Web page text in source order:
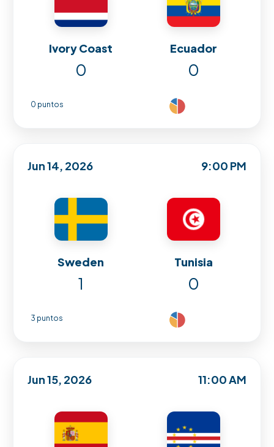
Ivory Coast Ecuador
0 0
0 puntos
Jun 14, 2026 9:00 PM
Sweden Tunisia
1 0
3 puntos
Jun 15, 2026 11:00 AM